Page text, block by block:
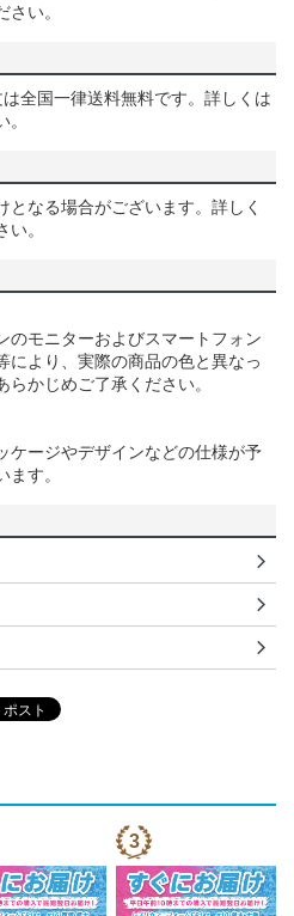
い。
全国一律送料無料です。詳しくは
なる場合がございます。詳しく
い。
のモニターおよびスマートフォン
により、実際の商品の色と異なっ
かじめご了承ください。
ケージやデザインなどの仕様が予
す。